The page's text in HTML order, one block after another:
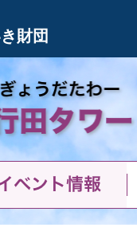
財団
イベント情報